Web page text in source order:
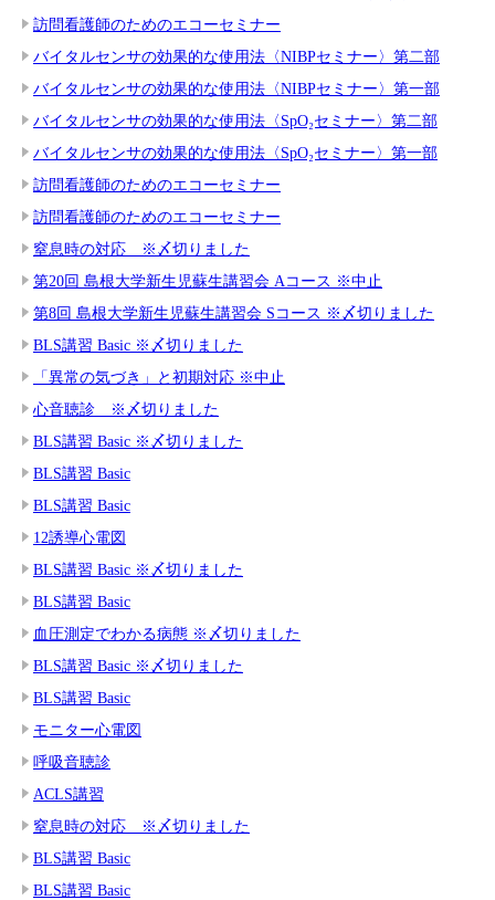
訪問看護師のためのエコーセミナー
バイタルセンサの効果的な使用法〈NIBPセミナー〉第二部
バイタルセンサの効果的な使用法〈NIBPセミナー〉第一部
バイタルセンサの効果的な使用法〈SpO₂セミナー〉第二部
バイタルセンサの効果的な使用法〈SpO₂セミナー〉第一部
訪問看護師のためのエコーセミナー
訪問看護師のためのエコーセミナー
窒息時の対応 ※〆切りました
第20回 島根大学新生児蘇生講習会 Aコース ※中止
第8回 島根大学新生児蘇生講習会 Sコース ※〆切りました
BLS講習 Basic ※〆切りました
「異常の気づき」と初期対応 ※中止
心音聴診 ※〆切りました
BLS講習 Basic ※〆切りました
BLS講習 Basic
BLS講習 Basic
12誘導心電図
BLS講習 Basic ※〆切りました
BLS講習 Basic
血圧測定でわかる病態 ※〆切りました
BLS講習 Basic ※〆切りました
BLS講習 Basic
モニター心電図
呼吸音聴診
ACLS講習
窒息時の対応 ※〆切りました
BLS講習 Basic
BLS講習 Basic